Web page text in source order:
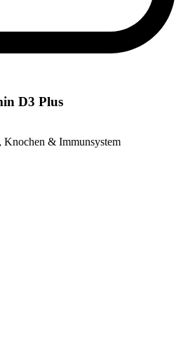
D3 Plus
& Immunsystem